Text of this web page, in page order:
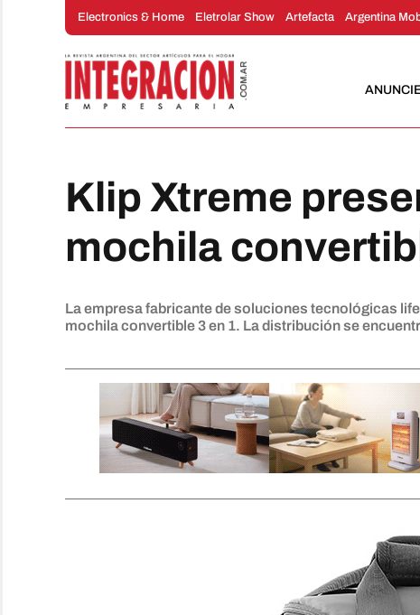
Electronics & Home Eletrolar Show Artefacta Argentina
Klip Xtreme
mochila
La empresa fabricante de soluciones tecnológicas
mochila convertible 3 en 1. La distribución se